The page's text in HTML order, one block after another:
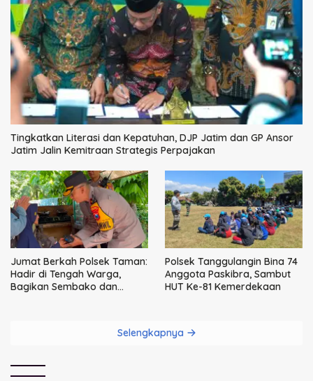
Tingkatkan Literasi dan Kepatuhan, DJP Jatim dan GP Ansor
Jatim Jalin Kemitraan Strategis Perpajakan
Jumat Berkah Polsek Taman:
Hadir di Tengah Warga,
Bagikan Sembako dan
Polsek Tanggulangin Bina 74
Anggota Paskibra, Sambut
HUT Ke-81 Kemerdekaan
Selengkapnya